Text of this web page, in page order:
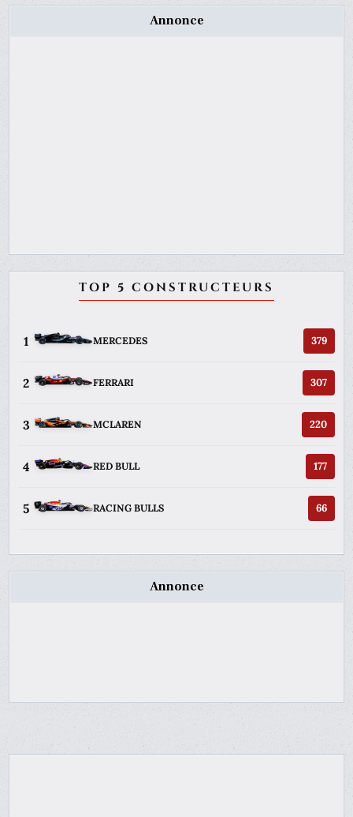
Annonce
TOP 5 CONSTRUCTEURS
1 MERCEDES 379
2 FERRARI 307
3 MCLAREN 220
4 RED BULL 177
5 RACING BULLS 66
Annonce